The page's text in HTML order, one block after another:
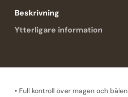
Beskrivning
Ytterligare information
• Full kontroll över magen och bålen